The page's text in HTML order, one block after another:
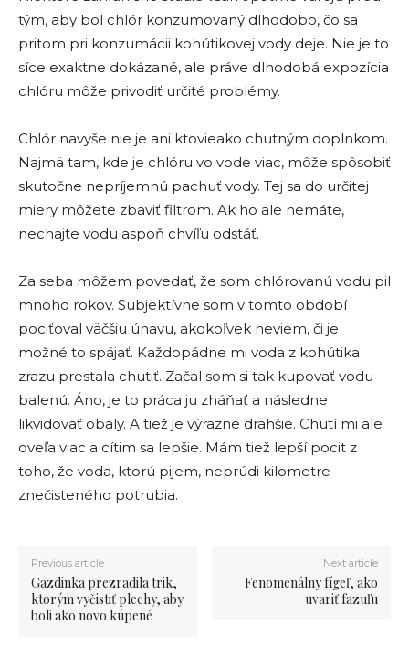
tým, aby bol chlór konzumovaný dlhodobo, čo sa
pritom pri konzumácii kohútikovej vody deje. Nie je to
síce exaktne dokázané, ale práve dlhodobá expozícia
chlóru môže privodiť určité problémy.
Chlór navyše nie je ani ktovieako chutným doplnkom.
Najmä tam, kde je chlóru vo vode viac, môže spôsobiť
skutočne nepríjemnú pachuť vody. Tej sa do určitej
miery môžete zbaviť filtrom. Ak ho ale nemáte,
nechajte vodu aspoň chvíľu odstáť.
Za seba môžem povedať, že som chlórovanú vodu pil
mnoho rokov. Subjektívne som v tomto období
pociťoval väčšiu únavu, akokoľvek neviem, či je
možné to spájať. Každopádne mi voda z kohútika
zrazu prestala chutiť. Začal som si tak kupovať vodu
balenú. Áno, je to práca ju zháňať a následne
likvidovať obaly. A tiež je výrazne drahšie. Chutí mi ale
oveľa viac a cítim sa lepšie. Mám tiež lepší pocit z
toho, že voda, ktorú pijem, neprúdi kilometre
znečisteného potrubia.
Previous article
Gazdinka prezradila trik,
ktorým vyčistiť plechy, aby
boli ako novo kúpené
Next article
Fenomenálny fígeľ, ako
uvariť fazuľu